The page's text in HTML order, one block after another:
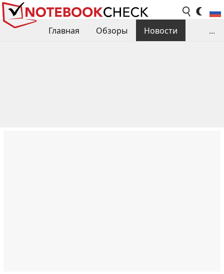
Главная Обзоры
Новости
...